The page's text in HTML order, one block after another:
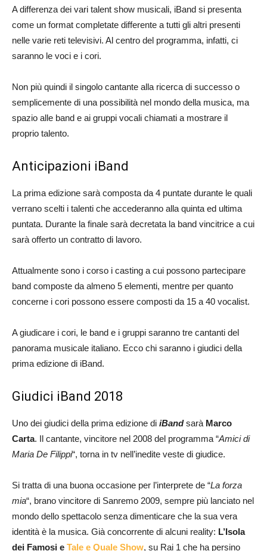
A differenza dei vari talent show musicali, iBand si presenta
come un format completate differente a tutti gli altri presenti
nelle varie reti televisivi. Al centro del programma, infatti, ci
saranno le voci e i cori.
Non più quindi il singolo cantante alla ricerca di successo o
semplicemente di una possibilità nel mondo della musica, ma
spazio alle band e ai gruppi vocali chiamati a mostrare il
proprio talento.
Anticipazioni iBand
La prima edizione sarà composta da 4 puntate durante le quali
verrano scelti i talenti che accederanno alla quinta ed ultima
puntata. Durante la finale sarà decretata la band vincitrice a cui
sarà offerto un contratto di lavoro.
Attualmente sono i corso i casting a cui possono partecipare
band composte da almeno 5 elementi, mentre per quanto
concerne i cori possono essere composti da 15 a 40 vocalist.
A giudicare i cori, le band e i gruppi saranno tre cantanti del
panorama musicale italiano. Ecco chi saranno i giudici della
prima edizione di iBand.
Giudici iBand 2018
Uno dei giudici della prima edizione di iBandsarà Marco
Carta. Il cantante, vincitore nel 2008 del programma “Amici di
Maria De Filippi“, torna in tv nell’inedite veste di giudice.
Si tratta di una buona occasione per l’interprete de “La forza
mia“, brano vincitore di Sanremo 2009, sempre più lanciato nel
mondo dello spettacolo senza dimenticare che la sua vera
identità è la musica. Già concorrente di alcuni reality: L’Isola
dei Famosi e Tale e Quale Show, su Rai 1 che ha persino